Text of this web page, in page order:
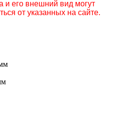
и его внешний вид могут
от указанных на сайте.